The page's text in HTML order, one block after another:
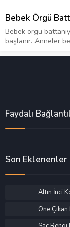
Bebek Örgü
Bebek örgü
başlanır. Anneler
Faydalı
Son Eklenenler
Altın İnci
Öne